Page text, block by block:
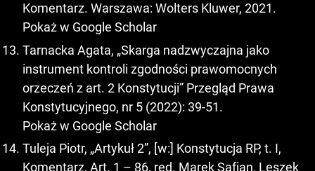
Komentarz. Warszawa: Wolters Kluwer, 2021.
Pokaż w Google Scholar
Tarnacka Agata, „Skarga nadzwyczajna jako
instrument kontroli zgodności prawomocnych
orzeczeń z art. 2 Konstytucji” Przegląd Prawa
Konstytucyjnego, nr 5 (2022): 39-51.
Pokaż w Google Scholar
Tuleja Piotr, „Artykuł 2”, [w:] Konstytucja RP, t. I,
Komentarz, Art. 1 – 86, red. Marek Safjan, Leszek